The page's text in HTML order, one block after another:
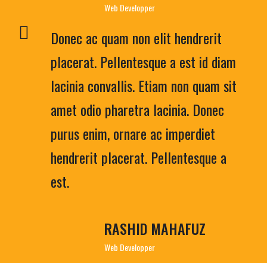
Web Developper
Donec ac quam non elit hendrerit
placerat. Pellentesque a est id diam
lacinia convallis. Etiam non quam sit
amet odio pharetra lacinia. Donec
purus enim, ornare ac imperdiet
hendrerit placerat. Pellentesque a
est.
RASHID MAHAFUZ
Web Developper